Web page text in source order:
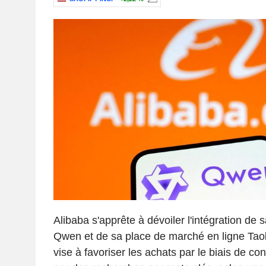
Alibaba s'apprête à dévoiler l'intégration de
Qwen et de sa place de marché en ligne
vise à favoriser les achats par le biais de